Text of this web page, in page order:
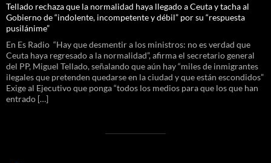
Tellado rechaza que la normalidad haya llegado a Ceuta y tacha al
Gobierno de “indolente, incompetente y débil” por su “respuesta
pusilánime”
En Es Radio “Hay que desmentir a los ministros: no es verdad que
Ceuta haya regresado a la normalidad”, afirma el secretario general
del PP, Miguel Tellado, señalando que aún hay “miles de inmigrantes
ilegales que pretenden quedarse en la ciudad y que están escondidos”
Exige al Ejecutivo que ponga “todos los medios para que los que han
entrado […]